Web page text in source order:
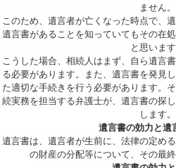
ません。
このため、遺言者が亡くなった時点で、
遺言書があることを知っていてもその在
と思います
こうした場合、相続人はまず、自ら遺言
る必要があります。また、遺言書を発見
た適切な手続きを行う必要があります。
続実務を担当する弁護士が、遺言書の探
します。
遺言書の効力と遺
遺言書は、遺言者が生前に、法律の定め
の財産の分配等について、その最